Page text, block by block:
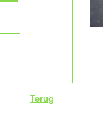
Terug